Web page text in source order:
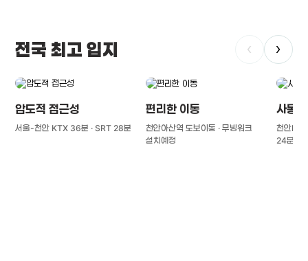
전국 최고 입지 ‹ ›
압도적 접근성
서울-천안 KTX 36분 · SRT 28분
편리한 이동
천안아산역 도보이동 · 무빙워크
설치예정
사통
천안IC(
24분